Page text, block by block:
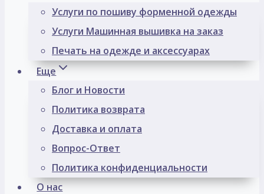
Услуги по пошиву форменной одежды
Услуги Машинная вышивка на заказ
Печать на одежде и аксессуарах
Еще
Блог и Новости
Политика возврата
Доставка и оплата
Вопрос-Ответ
Политика конфиденциальности
О нас